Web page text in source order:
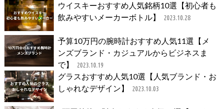
ウイスキーおすすめ人気銘柄10選【初心者も
飲みやすいメーカーボトル】
2023.10.28
予算10万円の腕時計おすすめ人気11選【メ
ンズブランド・カジュアルからビジネスま
で】
2023.10.19
グラスおすすめ人気10選【人気ブランド・お
しゃれなデザイン】
2023.10.03